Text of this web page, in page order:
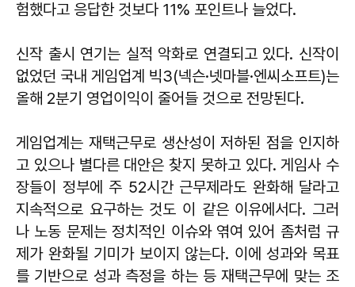
험했다고 응답한 것보다 11% 포인트나 늘었다.
신작 출시 연기는 실적 악화로 연결되고 있다. 신작이
없었던 국내 게임업계 빅3(넥슨·넷마블·엔씨소프트)는
올해 2분기 영업이익이 줄어들 것으로 전망된다.
게임업계는 재택근무로 생산성이 저하된 점을 인지하
고 있으나 별다른 대안은 찾지 못하고 있다. 게임사 수
장들이 정부에 주 52시간 근무제라도 완화해 달라고
지속적으로 요구하는 것도 이 같은 이유에서다. 그러
나 노동 문제는 정치적인 이슈와 엮여 있어 좀처럼 규
제가 완화될 기미가 보이지 않는다. 이에 성과와 목표
를 기반으로 성과 측정을 하는 등 재택근무에 맞는 조